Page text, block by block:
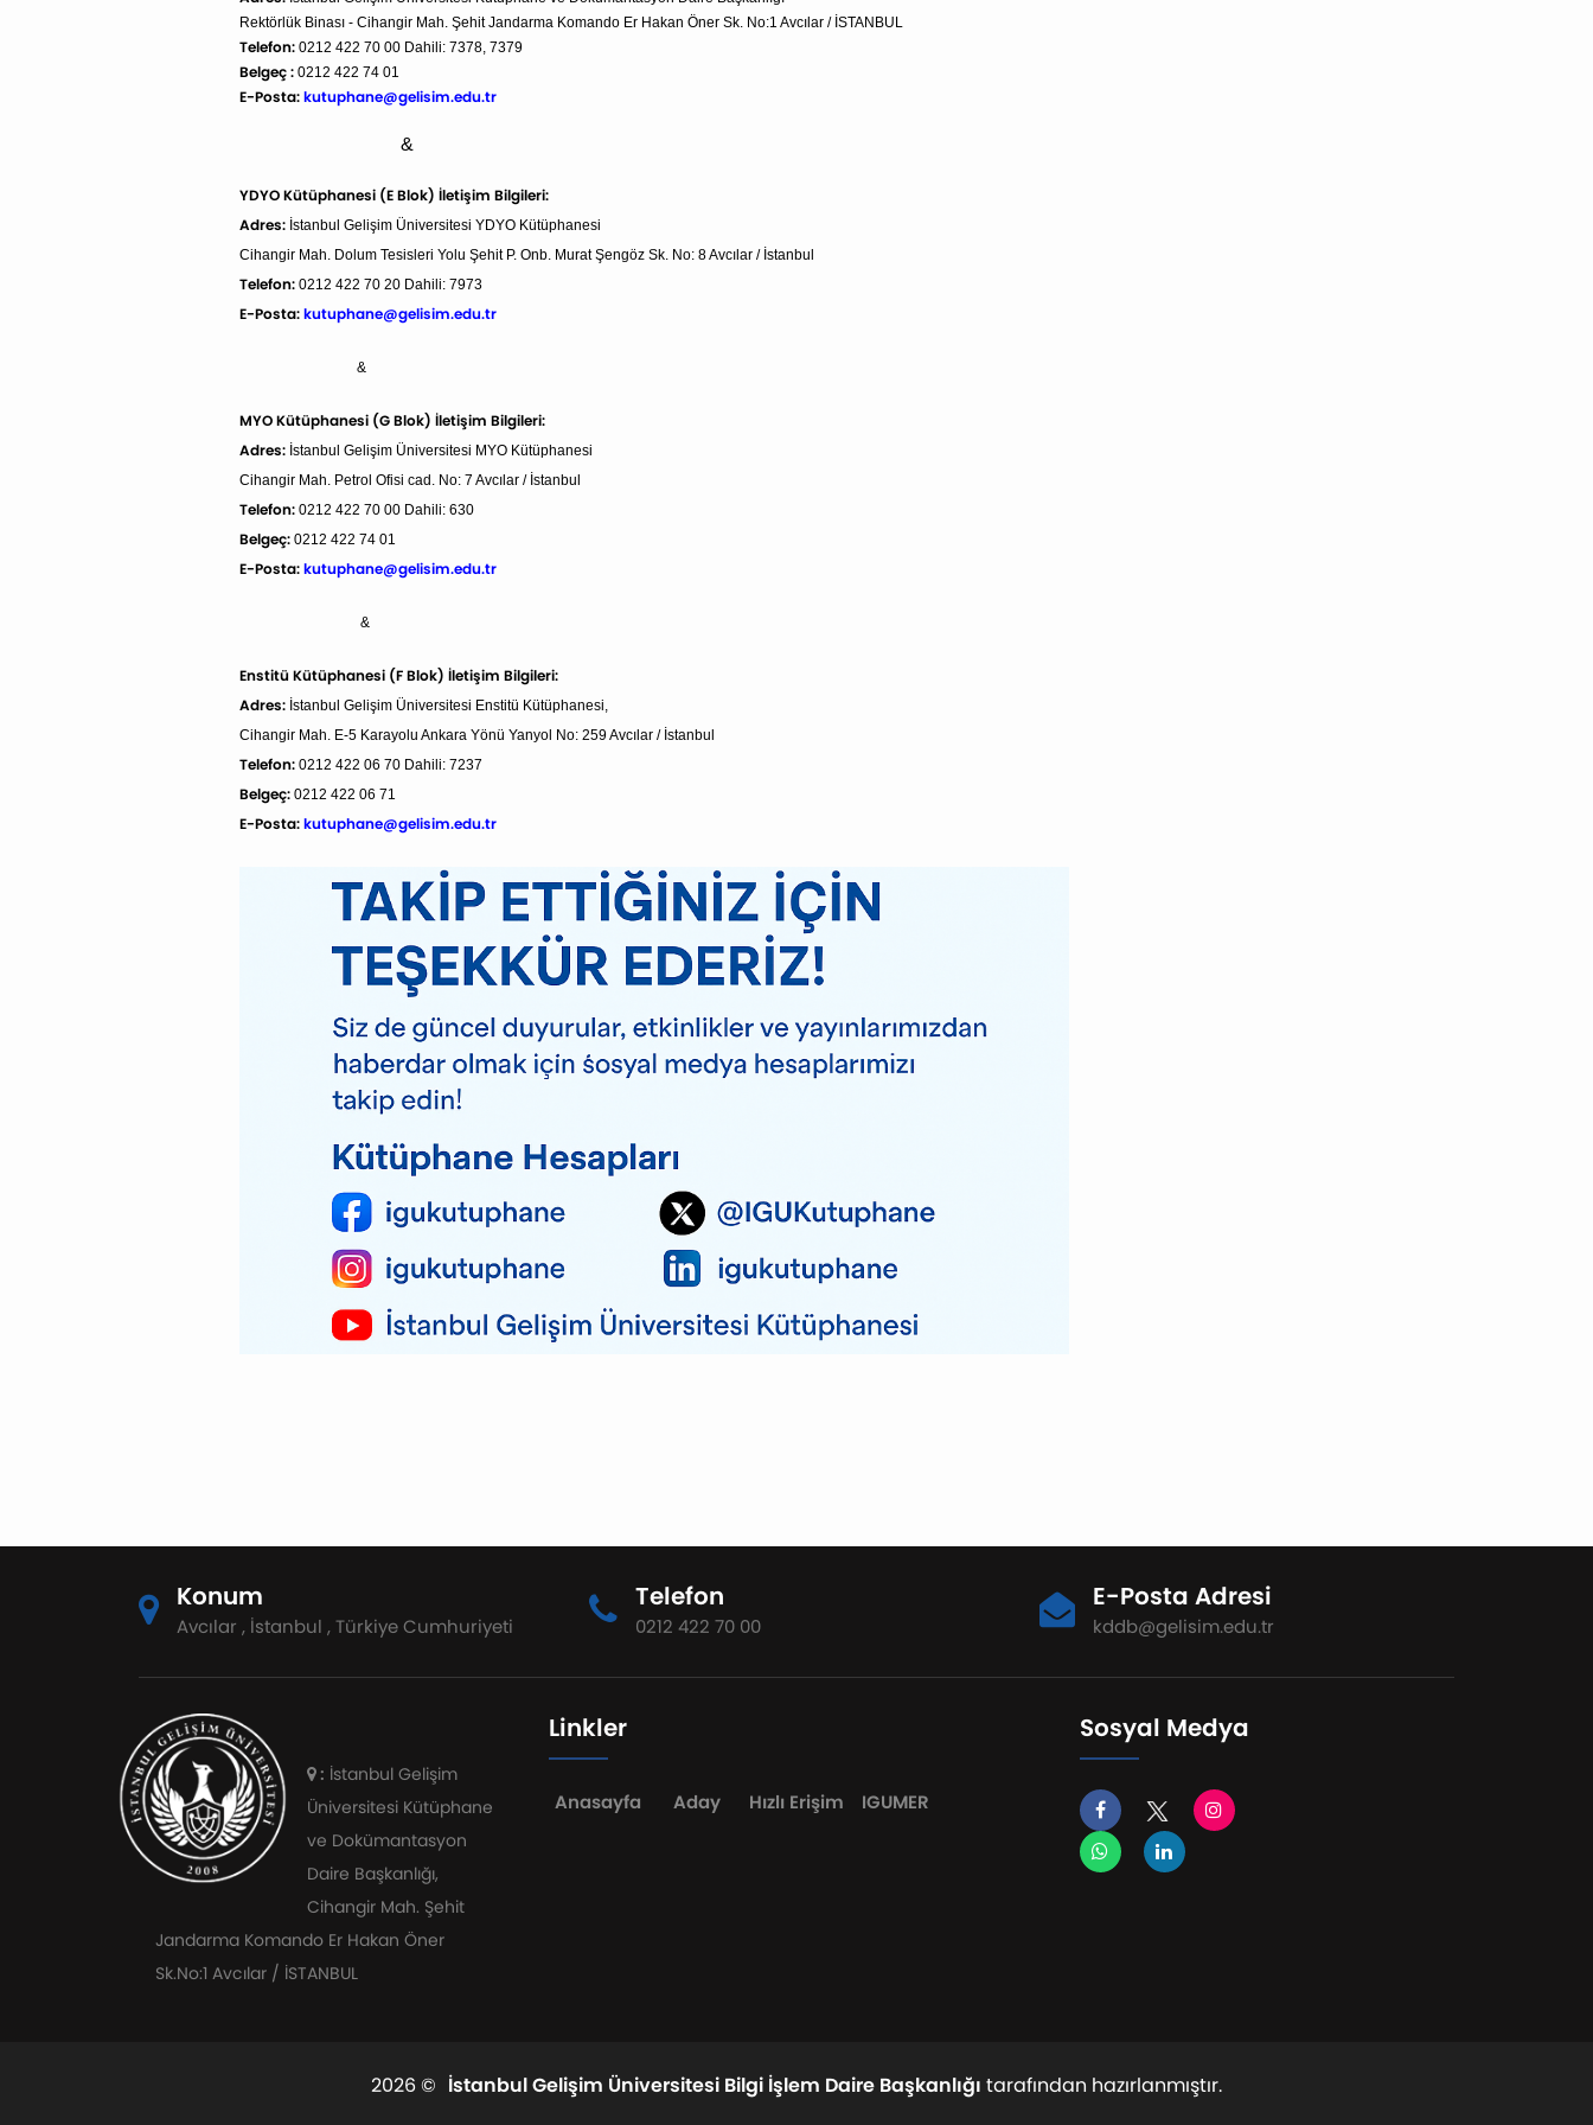
Rektörlük Binası - Cihangir Mah. Şehit Jandarma Komando Er Hakan Öner Sk. No:1 Avcılar / İSTANBUL
Telefon: 0212 422 70 00 Dahili: 7378, 7379
Belgeç : 0212 422 74 01
E-Posta:kutuphane@gelisim.edu.tr
&
YDYO Kütüphanesi (E Blok) İletişim Bilgileri:
Adres: İstanbul Gelişim Üniversitesi YDYO Kütüphanesi
Cihangir Mah. Dolum Tesisleri Yolu Şehit P. Onb. Murat Şengöz Sk. No: 8 Avcılar / İstanbul
Telefon: 0212 422 70 20 Dahili: 7973
E-Posta:kutuphane@gelisim.edu.tr
&
MYO Kütüphanesi (G Blok) İletişim Bilgileri:
Adres: İstanbul Gelişim Üniversitesi MYO Kütüphanesi
Cihangir Mah. Petrol Ofisi cad. No: 7 Avcılar / İstanbul
Telefon: 0212 422 70 00 Dahili: 630
Belgeç: 0212 422 74 01
E-Posta:kutuphane@gelisim.edu.tr
&
Enstitü Kütüphanesi (F Blok) İletişim Bilgileri:
Adres: İstanbul Gelişim Üniversitesi Enstitü Kütüphanesi,
Cihangir Mah. E-5 Karayolu Ankara Yönü Yanyol No: 259 Avcılar / İstanbul
Telefon: 0212 422 06 70 Dahili: 7237
Belgeç: 0212 422 06 71
E-Posta:kutuphane@gelisim.edu.tr
Konum
Avcılar , İstanbul , Türkiye Cumhuriyeti
Telefon
0212 422 70 00
E-Posta Adresi
kddb@gelisim.edu.tr
: İstanbul Gelişim
Üniversitesi Kütüphane
ve Dokümantasyon
Daire Başkanlığı,
Cihangir Mah. Şehit
Jandarma Komando Er Hakan Öner
Sk.No:1 Avcılar / İSTANBUL
Linkler
Anasayfa Aday Hızlı Erişim IGUMER
Sosyal Medya
2026 © İstanbul Gelişim Üniversitesi Bilgi İşlem Daire Başkanlığı tarafından hazırlanmıştır.